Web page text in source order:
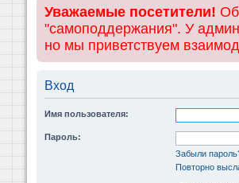
Уважаемые посетители!
"самоподдержания". У
но мы приветствуем
Вход
Имя пользователя:
Пароль:
Забыли
Повторно